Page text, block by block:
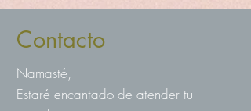
Contacto
Namasté,
Estaré encantado de atender tu